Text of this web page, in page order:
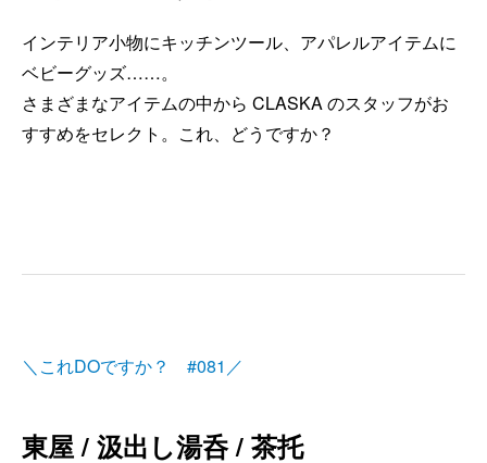
インテリア小物にキッチンツール、アパレルアイテムに
ベビーグッズ……。
さまざまなアイテムの中から CLASKA のスタッフがお
すすめをセレクト。これ、どうですか？
＼これDOですか？ #081／
東屋 / 汲出し湯呑 / 茶托